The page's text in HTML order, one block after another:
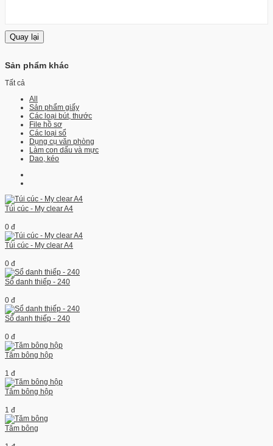
Sản phẩm khác
Tất cả
All
Sản phẩm giấy
Các loại bút, thước
File hồ sơ
Các loại sổ
Dụng cụ văn phòng
Làm con dấu và mực
Dao, kéo
Túi cúc - My clear A4
0 đ
Túi cúc - My clear A4
0 đ
Sổ danh thiếp - 240
0 đ
Sổ danh thiếp - 240
0 đ
Tăm bông hộp
1 đ
Tăm bông hộp
1 đ
Tăm bông